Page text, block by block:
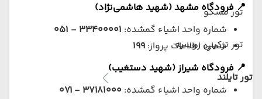
تور مسکو
تور ترکیبی روسیه
تور تایلند
📍 فرودگاه مشهد (شهید هاشمی‌نژاد)
شماره واحد اشیاء گمشده: ۳۳۴۰۰۰۰۱ - ۰۵۱
شماره اطلاعات پرواز: ۱۹۹
📍 فرودگاه شیراز (شهید دستغیب)
شماره واحد اشیاء گمشده: ۳۷۱۸۱۰۰۰ - ۰۷۱